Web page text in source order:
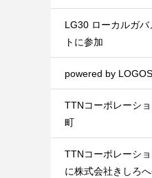
LG30 ローカルガバ
トに参加
powered by
TTNコーポレーシ
町
TTNコーポレーシ
に株式会社きしろ